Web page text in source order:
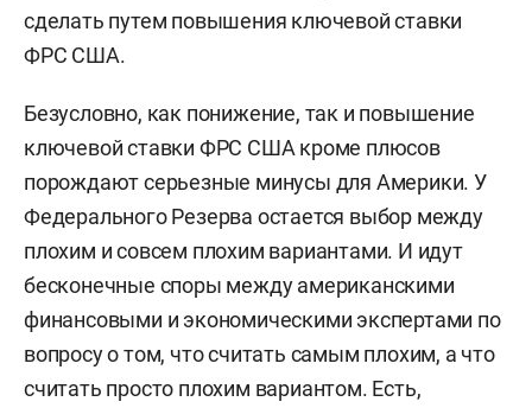
сделать путем повышения ключевой ставки
ФРС США.
Безусловно, как понижение, так и повышение
ключевой ставки ФРС США кроме плюсов
порождают серьезные минусы для Америки. У
Федерального Резерва остается выбор между
плохим и совсем плохим вариантами. И идут
бесконечные споры между американскими
финансовыми и экономическими экспертами по
вопросу о том, что считать самым плохим, а что
считать просто плохим вариантом. Есть,